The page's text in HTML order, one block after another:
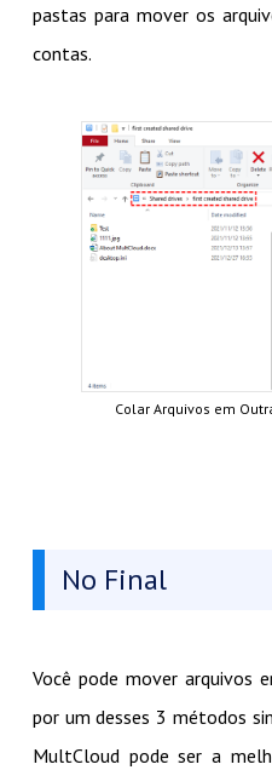
pastas para mover os
contas.
Colar Arquivos em
No Final
Você pode mover arquivos
por um desses 3 métodos
MultCloud pode ser a